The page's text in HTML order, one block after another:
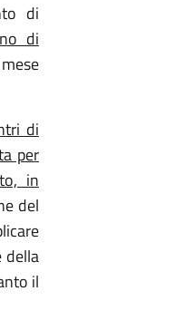
di
di
di
per
in
del
della
il